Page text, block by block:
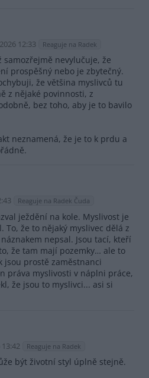
12:33 Reaguje na Radek
samozřejmě nevylučuje, že
prospěšný nebo je zbytečný.
že většina myslivců tu
z nějaké povinnosti, z
bez toho, aby je to bavilo
neznamená, že je to k prdu a
Reaguje na Radek Čuda
ježdění na kole. Myslivost je
že to nějaký myslivec dělá z
nepsal. Jsou tací, kteří
že tam mají pozemky… ale to
jsou prostě zaměstnanci
práva myslivosti v náplni práce,
že jsou to myslivci... asi si
13:42 Reaguje na Radek
být životní styl úplně stejně.